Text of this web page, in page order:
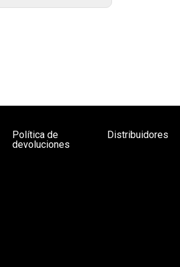
Política de
devoluciones
Distribuidores